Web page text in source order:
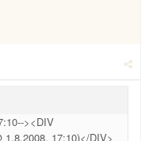
><DIV
17:10)</DIV>